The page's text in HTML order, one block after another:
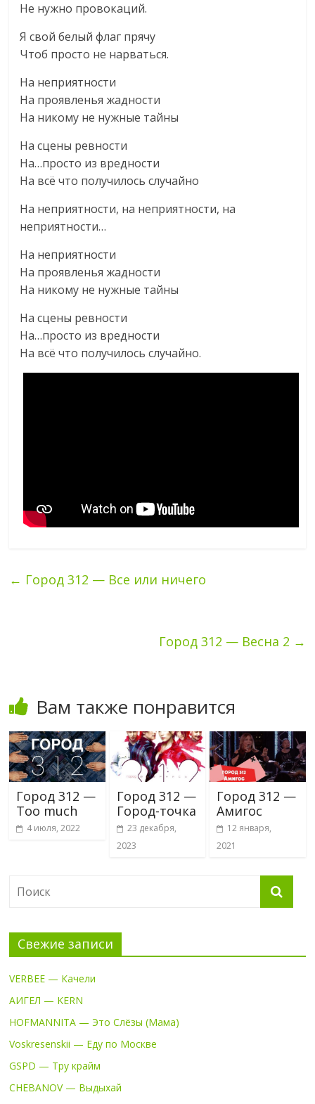
Не нужно провокаций.
Я свой белый флаг прячу
Чтоб просто не нарваться.
На неприятности
На проявленья жадности
На никому не нужные тайны
На сцены ревности
На…просто из вредности
На всё что получилось случайно
На неприятности, на неприятности, на
неприятности…
На неприятности
На проявленья жадности
На никому не нужные тайны
На сцены ревности
На…просто из вредности
На всё что получилось случайно.
← Город 312 — Все или ничего
Город 312 — Весна 2 →
Вам также понравится
Город 312 —
Too much
4 июля, 2022
Город 312 —
Город-точка
23 декабря,
2023
Город 312 —
Амигос
12 января,
2021
Свежие записи
VERBEE — Качели
АИГЕЛ — KERN
HOFMANNITA — Это Слёзы (Мама)
Voskresenskii — Еду по Москве
GSPD — Тру крайм
CHEBANOV — Выдыхай